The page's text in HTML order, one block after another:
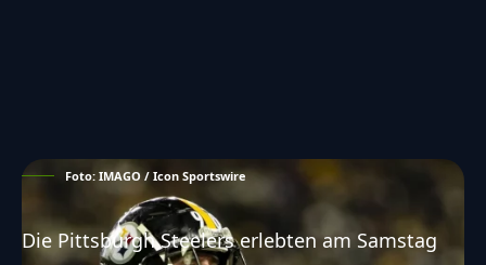
Foto: IMAGO / Icon Sportswire
Die Pittsburgh Steelers erlebten am Samstag